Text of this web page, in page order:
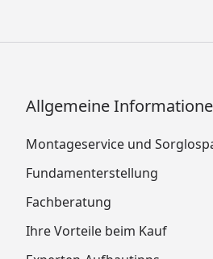
Allgemeine
Montageservice und
Fundamenterstellung
Fachberatung
Ihre Vorteile beim Kauf